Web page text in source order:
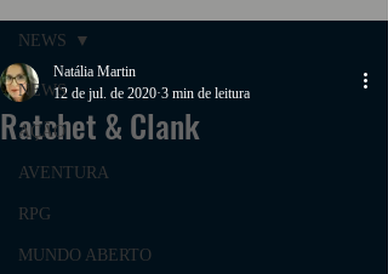
NEWS
AÇÃO
AVENTURA
RPG
MUNDO ABERTO
NEWS
Ratchet & Clank
Natália Martin
12 de jul. de 2020 3 min de leitura